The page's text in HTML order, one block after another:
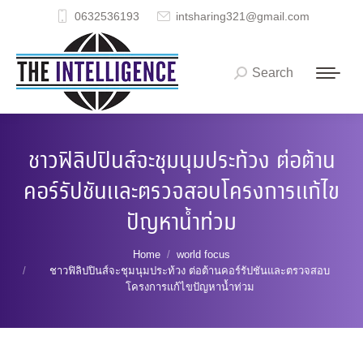
0632536193 intsharing321@gmail.com
Search:
Search
ชาวฟิลิปปินส์จะชุมนุมประท้วง ต่อต้าน
คอร์รัปชันและตรวจสอบโครงการแก้ไข
ปัญหาน้ำท่วม
Home
world focus
ชาวฟิลิปปินส์จะชุมนุมประท้วง ต่อต้านคอร์รัปชันและตรวจสอบ
โครงการแก้ไขปัญหาน้ำท่วม